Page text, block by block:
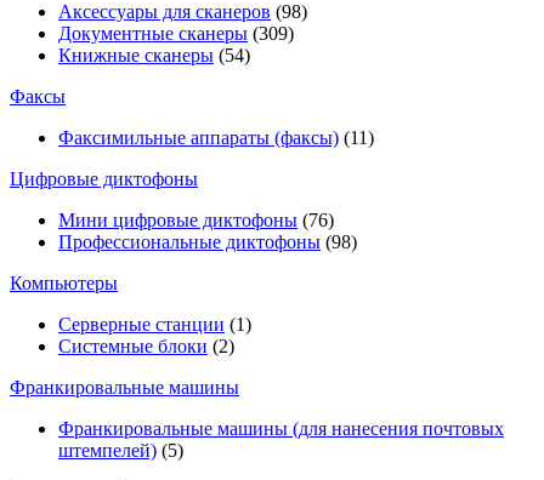
Аксессуары для сканеров (98)
Документные сканеры (309)
Книжные сканеры (54)
Факсы
Факсимильные аппараты (факсы) (11)
Цифровые диктофоны
Мини цифровые диктофоны (76)
Профессиональные диктофоны (98)
Компьютеры
Серверные станции (1)
Системные блоки (2)
Франкировальные машины
Франкировальные машины (для нанесения почтовых
штемпелей) (5)